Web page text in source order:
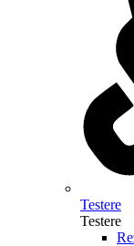
Testere
Testere